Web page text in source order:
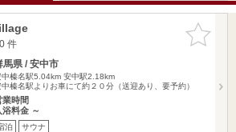
お気に入
りに追加
件
馬県 / 安中市
中榛名駅5.04km 安中駅2.18km
中榛名駅よりお車にて約２０分（送迎あり、要予約）
業時間
浴料金 ～
泊 サウナ